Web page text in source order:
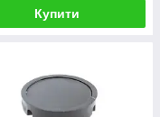
Купити